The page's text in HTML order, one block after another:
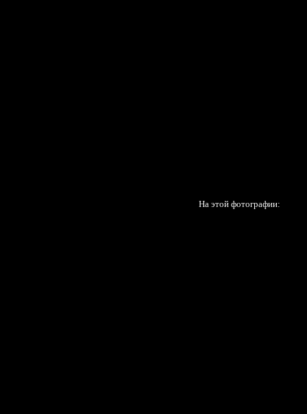
На этой фотографии: